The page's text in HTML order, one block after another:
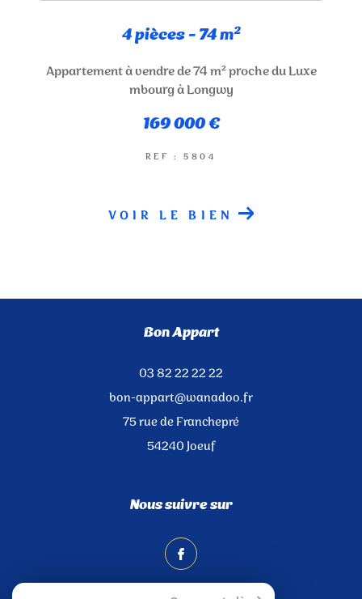
4 pièces - 74 m²
Appartement à vendre de 74 m² proche du Luxe
mbourg à Longwy
169 000 €
REF : 5804
VOIR LE BIEN
Bon Appart
03 82 22 22 22
bon-appart@wanadoo.fr
75 rue de Franchepré
54240 Joeuf
Nous suivre sur